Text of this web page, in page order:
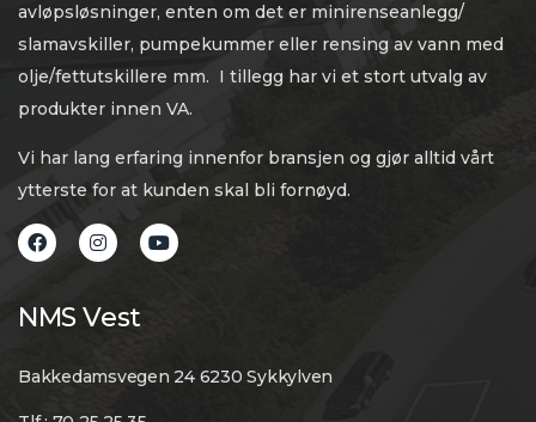
avløpsløsninger, enten om det er minirenseanlegg/
slamavskiller, pumpekummer eller rensing av vann med
olje/fettutskillere mm. I tillegg har vi et stort utvalg av
produkter innen VA.
Vi har lang erfaring innenfor bransjen og gjør alltid vårt
ytterste for at kunden skal bli fornøyd.
NMS Vest
Bakkedamsvegen 24 6230 Sykkylven